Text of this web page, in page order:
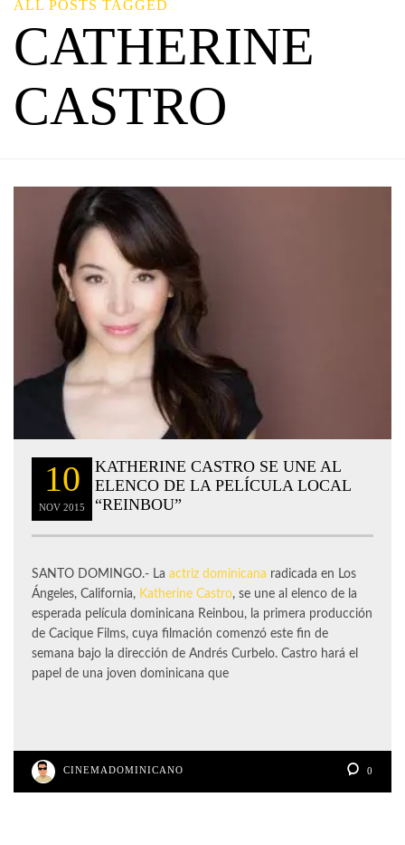
ALL POSTS TAGGED
CATHERINE
CASTRO
10
NOV 2015
KATHERINE CASTRO SE UNE AL
ELENCO DE LA PELÍCULA LOCAL
“REINBOU”
SANTO DOMINGO.- La actriz dominicana radicada en Los
Ángeles, California, Katherine Castro, se une al elenco de la
esperada película dominicana Reinbou, la primera producción
de Cacique Films, cuya filmación comenzó este fin de
semana bajo la dirección de Andrés Curbelo. Castro hará el
papel de una joven dominicana que
CINEMADOMINICANO 0